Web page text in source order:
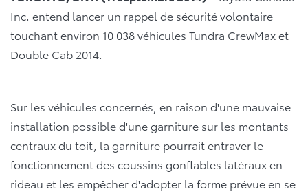
Inc. entend lancer un rappel de sécurité volontaire
touchant environ 10 038 véhicules Tundra CrewMax et
Double Cab 2014.
Sur les véhicules concernés, en raison d'une mauvaise
installation possible d'une garniture sur les montants
centraux du toit, la garniture pourrait entraver le
fonctionnement des coussins gonflables latéraux en
rideau et les empêcher d'adopter la forme prévue en se